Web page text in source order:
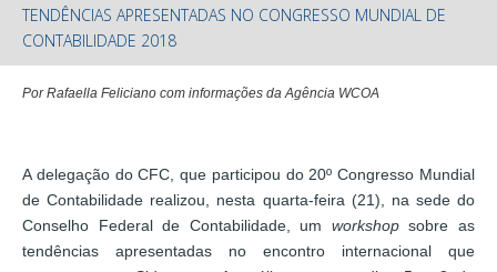
TENDÊNCIAS APRESENTADAS NO CONGRESSO MUNDIAL DE
CONTABILIDADE 2018
Por Rafaella Feliciano com informações da Agência WCOA
A delegação do CFC, que participou do 20º Congresso Mundial
de Contabilidade realizou, nesta quarta-feira (21), na sede do
Conselho Federal de Contabilidade, um workshopsobre as
tendências apresentadas no encontro internacional que